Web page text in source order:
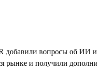
добавили вопросы об
и получили